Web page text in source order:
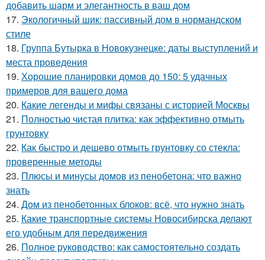
добавить шарм и элегантность в ваш дом
17. Экологичный шик: пассивный дом в нормандском
стиле
18. Группа Бутырка в Новокузнецке: даты выступлений и
места проведения
19. Хорошие планировки домов до 150: 5 удачных
примеров для вашего дома
20. Какие легенды и мифы связаны с историей Москвы
21. Полностью чистая плитка: как эффективно отмыть
грунтовку
22. Как быстро и дешево отмыть грунтовку со стекла:
проверенные методы
23. Плюсы и минусы домов из пенобетона: что важно
знать
24. Дом из пенобетонных блоков: всё, что нужно знать
25. Какие транспортные системы Новосибирска делают
его удобным для передвижения
26. Полное руководство: как самостоятельно создать